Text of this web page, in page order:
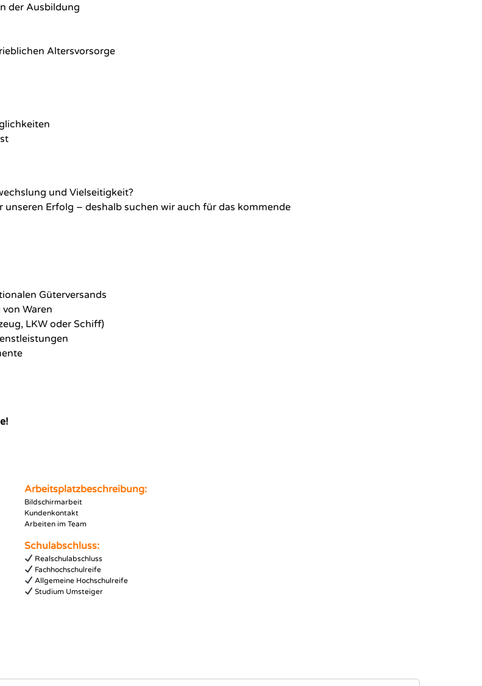
der Ausbildung
Altersvorsorge
und Vielseitigkeit?
Erfolg – deshalb suchen wir auch für das kommende
Güterversands
Waren
LKW oder Schiff)
Arbeitsplatzbeschreibung:
Bildschirmarbeit
Kundenkontakt
Arbeiten im Team
Schulabschluss:
Realschulabschluss
Fachhochschulreife
Allgemeine Hochschulreife
Studium Umsteiger